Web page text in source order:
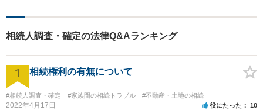
相続人調査・確定の法律Q&Aランキング
1 相続権利の有無について
#相続人調査・確定 #家族間の相続トラブル #不動産・土地の相続
2022年4月17日 役にたった 10